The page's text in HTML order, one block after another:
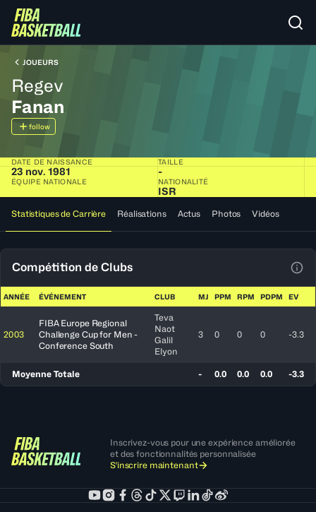
JOUEURS
Regev
Fanan
follow
DATE DE NAISSANCE
23 nov. 1981
TAILLE
-
ÉQUIPE NATIONALE NATIONALITÉ
ISR
Statistiques de Carrière Réalisations Actus Photos Vidéos
Compétition de Clubs
ANNÉE ÉVÉNEMENT CLUB MJ PPM RPM PDPM EV
2003
FIBA Europe Regional
Challenge Cup for Men -
Conference South
Teva
Naot
Galil
Elyon
3 0 0 0 -3.3
Moyenne Totale - 0.0 0.0 0.0 -3.3
Inscrivez-vous pour une expérience améliorée
et des fonctionnalités personnalisée
S'inscrire maintenant